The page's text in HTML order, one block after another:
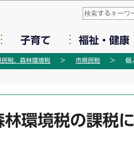
このページの本文
子育て 福祉・健康
税、森林環境税 市県民税 個
環境税の課税